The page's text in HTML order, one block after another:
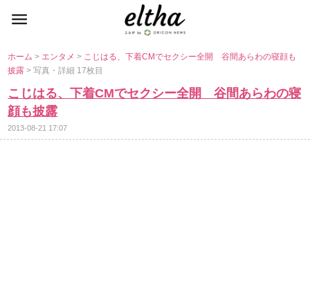
ホーム> エンタメ> こじはる、下着CMでセクシー全開 谷間あらわの寝顔も
披露> 写真・詳細 17枚目
こじはる、下着CMでセクシー全開 谷間あらわの寝
顔も披露
2013-08-21 17:07